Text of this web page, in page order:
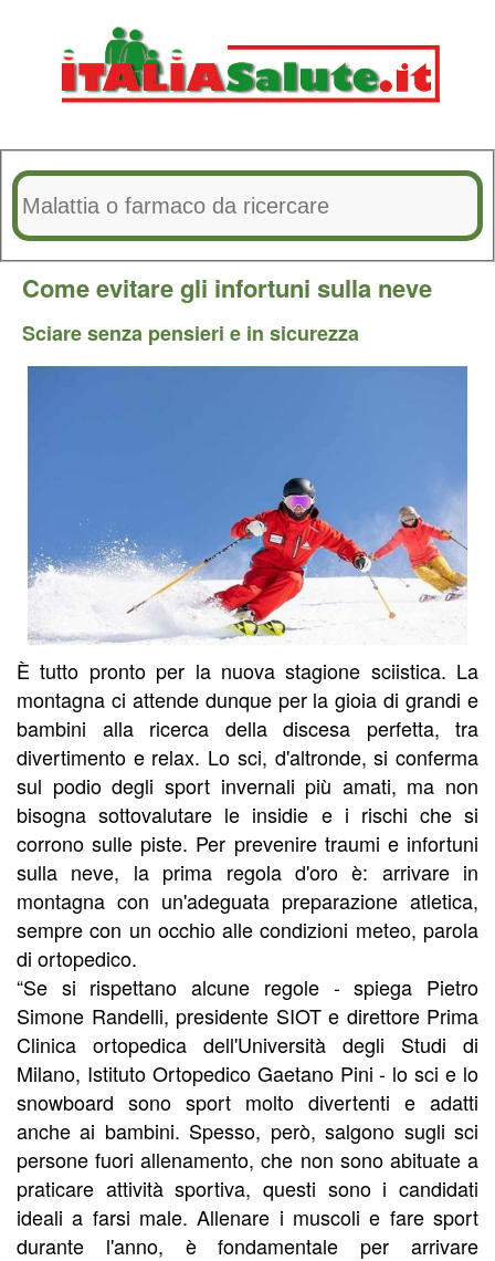
Come evitare gli infortuni sulla neve
Sciare senza pensieri e in sicurezza
È tutto pronto per la nuova stagione sciistica. La
montagna ci attende dunque per la gioia di grandi e
bambini alla ricerca della discesa perfetta, tra
divertimento e relax. Lo sci, d'altronde, si conferma
sul podio degli sport invernali più amati, ma non
bisogna sottovalutare le insidie e i rischi che si
corrono sulle piste. Per prevenire traumi e infortuni
sulla neve, la prima regola d'oro è: arrivare in
montagna con un'adeguata preparazione atletica,
sempre con un occhio alle condizioni meteo, parola
di ortopedico.
“Se si rispettano alcune regole - spiega Pietro
Simone Randelli, presidente SIOT e direttore Prima
Clinica ortopedica dell'Università degli Studi di
Milano, Istituto Ortopedico Gaetano Pini - lo sci e lo
snowboard sono sport molto divertenti e adatti
anche ai bambini. Spesso, però, salgono sugli sci
persone fuori allenamento, che non sono abituate a
praticare attività sportiva, questi sono i candidati
ideali a farsi male. Allenare i muscoli e fare sport
durante l'anno, è fondamentale per arrivare